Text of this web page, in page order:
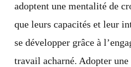
adoptent une mentalité de
que leurs capacités et leur
se développer grâce à
travail acharné. Adopter